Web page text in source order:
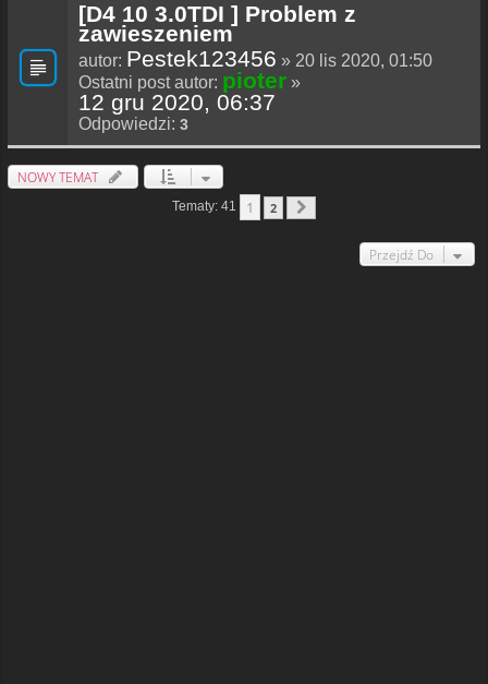
[D4 10 3.0TDI ] Problem z
zawieszeniem
autor: Pestek123456 » 20 lis 2020, 01:50
Ostatni post autor: pioter »
12 gru 2020, 06:37
Odpowiedzi: 3
NOWY TEMAT
Tematy: 41 1 2
Przejdź Do